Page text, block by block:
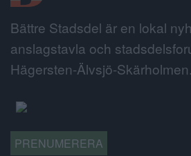
Bättre Stadsdel är en lokal
anslagstavla och
Hägersten-Älvsjö-Skärholmen.
PRENUMERERA